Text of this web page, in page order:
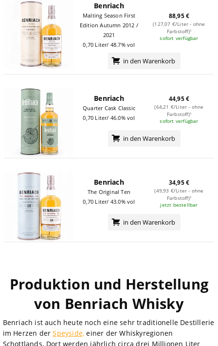
Benriach
Malting Season First
Edition Autumn 2012 /
2021
0,70 Liter/ 48.7% vol
88,95 €
(127,07 €/Liter - ohne
Farbstoff)¹
sofort verfügbar
in den Warenkorb
Benriach
Quarter Cask Classic
0,70 Liter/ 46.0% vol
44,95 €
(64,21 €/Liter - ohne
Farbstoff)¹
sofort verfügbar
in den Warenkorb
Benriach
The Original Ten
0,70 Liter/ 43.0% vol
34,95 €
(49,93 €/Liter - ohne
Farbstoff)¹
jetzt bestellbar
in den Warenkorb
Produktion und Herstellung
von Benriach Whisky
Benriach ist auch heute noch eine sehr traditionelle Destillerie
im Herzen derSpeyside, einer der Whiskyregionen
Schottlands. Dort werden jährlich circa drei Millionen Liter